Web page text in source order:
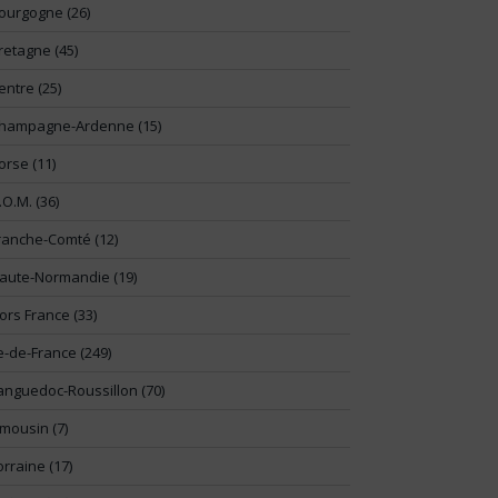
(26)
(45)
(25)
Ardenne (15)
(11)
(36)
Comté (12)
Normandie (19)
France (33)
de-France (249)
Roussillon (70)
(7)
(17)